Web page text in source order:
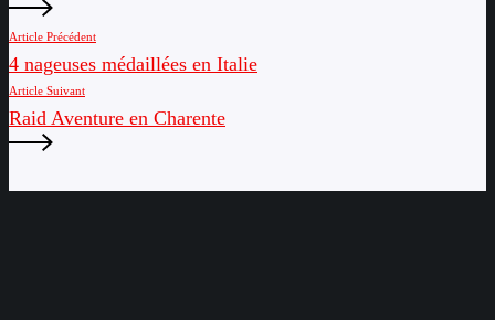
Article Précédent
4 nageuses médaillées en Italie
Article Suivant
Raid Aventure en Charente